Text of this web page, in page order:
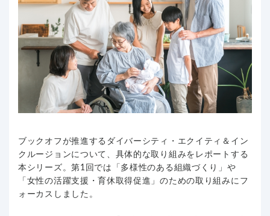
ブックオフが推進するダイバーシティ・エクイティ＆イン
クルージョンについて、具体的な取り組みをレポートする
本シリーズ。第1回では「多様性のある組織づくり」や
「女性の活躍支援・育休取得促進」のための取り組みにフ
ォーカスしました。